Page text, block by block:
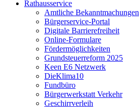
Rathausservice
Amtliche Bekanntmachungen
Bürgerservice-Portal
Digitale Barrierefreiheit
Online-Formulare
Fördermöglichkeiten
Grundsteuerreform 2025
Keen E6 Netzwerk
DieKlima10
Fundbüro
Bürgerwerkstatt Verkehr
Geschirrverleih